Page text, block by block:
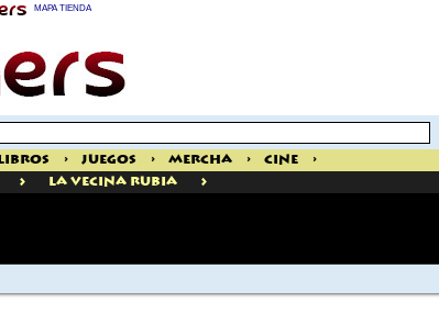
MAPA TIENDA
Libros > Juegos > Mercha > Cine
>
> La Vecina Rubia >